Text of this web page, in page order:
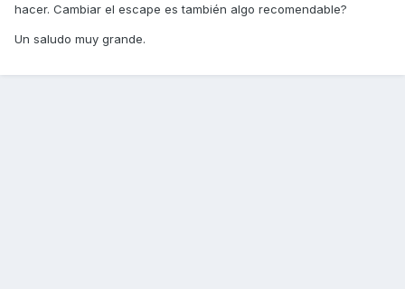
hacer. Cambiar el escape es también algo recomendable?
Un saludo muy grande.